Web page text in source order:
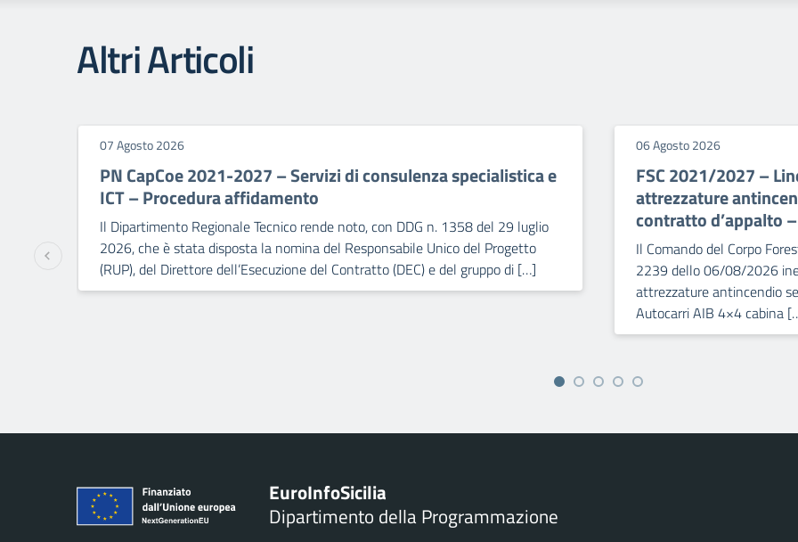
Altri Articoli
07 Agosto 2026
PN CapCoe 2021-2027 – Servizi di consulenza specialistica e
ICT – Procedura affidamento
Il Dipartimento Regionale Tecnico rende noto, con DDG n. 1358 del 29 luglio
2026, che è stata disposta la nomina del Responsabile Unico del Progetto
(RUP), del Direttore dell’Esecuzione del Contratto (DEC) e del gruppo di […]
06 Agosto 2026
FSC 2021/2027 –
attrezzature
contratto d’appalto
Il Comando del Corpo
2239 dello 06/08/2026
attrezzature antincendio
Autocarri AIB 4×4 cabina
EuroInfoSicilia
Dipartimento della Programmazione